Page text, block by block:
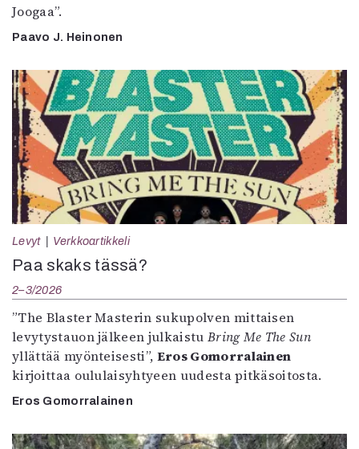
Joogaa”.
Paavo J. Heinonen
Levyt Verkkoartikkeli
Paa skaks tässä?
2–3/2026
”The Blaster Masterin sukupolven mittaisen
levytystauon jälkeen julkaistu Bring Me The Sun
yllättää myönteisesti”, Eros Gomorralainen
kirjoittaa oululaisyhtyeen uudesta pitkäsoitosta.
Eros Gomorralainen